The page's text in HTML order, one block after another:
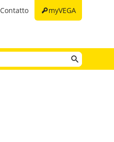
keymyVEGA
Contatto